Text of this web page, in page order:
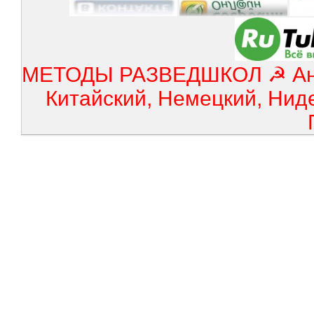
МЕТОДЫ РАЗВЕДШКОЛ ☭
Китайский, Немецкий,